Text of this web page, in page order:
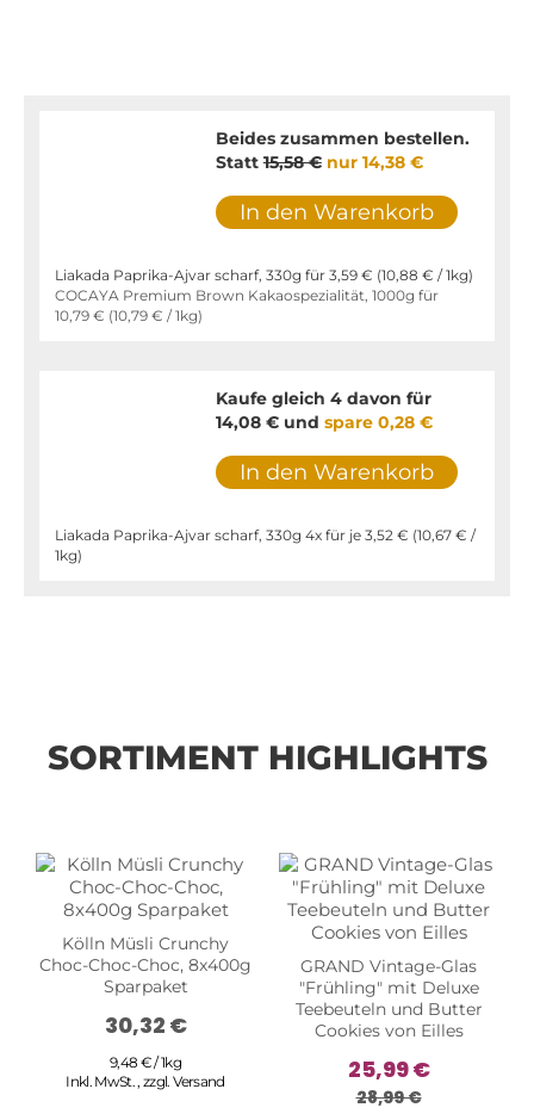
Beides zusammen bestellen.
Statt15,58 € nur 14,38 €
In den Warenkorb
Liakada Paprika-Ajvar scharf, 330g für 3,59 € (10,88 € / 1kg)
COCAYA Premium Brown Kakaospezialität, 1000g für
10,79 € (10,79 € / 1kg)
Kaufe gleich 4 davon für
14,08 €und spare 0,28 €
In den Warenkorb
Liakada Paprika-Ajvar scharf, 330g 4x für je 3,52 € (10,67 € /
1kg)
SORTIMENT HIGHLIGHTS
Kölln Müsli Crunchy
Choc-Choc-Choc, 8x400g
Sparpaket
30,32 €
9,48 € / 1kg
Inkl. MwSt. ,zzgl.Versand
GRAND Vintage-Glas
"Frühling" mit Deluxe
Teebeuteln und Butter
Cookies von Eilles
25,99 €
28,99 €